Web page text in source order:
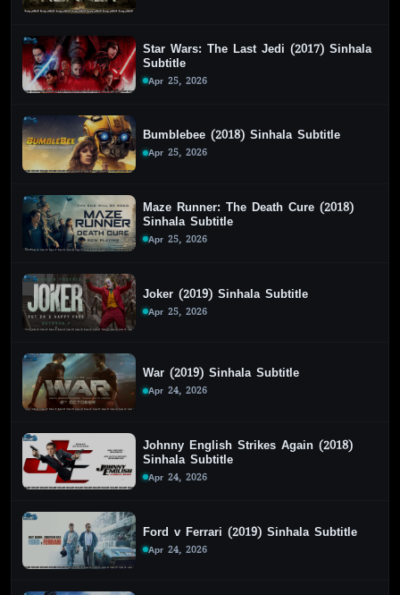
Star Wars: The Last Jedi (2017) Sinhala
Subtitle
Apr 25, 2026
Bumblebee (2018) Sinhala Subtitle
Apr 25, 2026
Maze Runner: The Death Cure (2018)
Sinhala Subtitle
Apr 25, 2026
Joker (2019) Sinhala Subtitle
Apr 25, 2026
War (2019) Sinhala Subtitle
Apr 24, 2026
Johnny English Strikes Again (2018)
Sinhala Subtitle
Apr 24, 2026
Ford v Ferrari (2019) Sinhala Subtitle
Apr 24, 2026